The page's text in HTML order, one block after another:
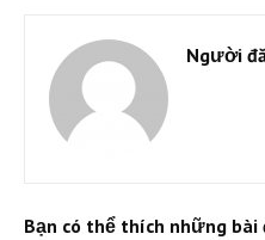
Người
Bạn có thể thích những bài